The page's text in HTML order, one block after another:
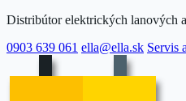
Distribútor elektrických lanových
0903 639 061 ella@ella.sk Servis